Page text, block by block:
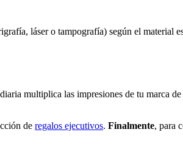
láser o tampografía) según el material
multiplica las impresiones de tu marca
de regalos ejecutivos. Finalmente, para